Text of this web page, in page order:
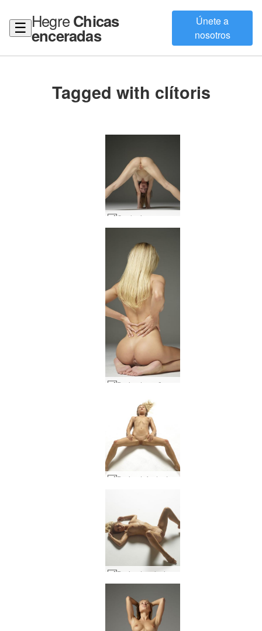
☰ HegreChicas
enceradas
Únete a
nosotros
Tagged with clítoris
Darina L fantasía real #13